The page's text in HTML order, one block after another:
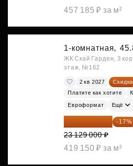
457 185 ₽ за м²
1-комнатная,
ЖК Скай Гарден, 3
этаж, №162
2 кв 2027 Скидка
Платите как хотите
Евроформат Ещё
19 197 070 ₽ -17%
23 129 000 ₽
419 150 ₽ за м²